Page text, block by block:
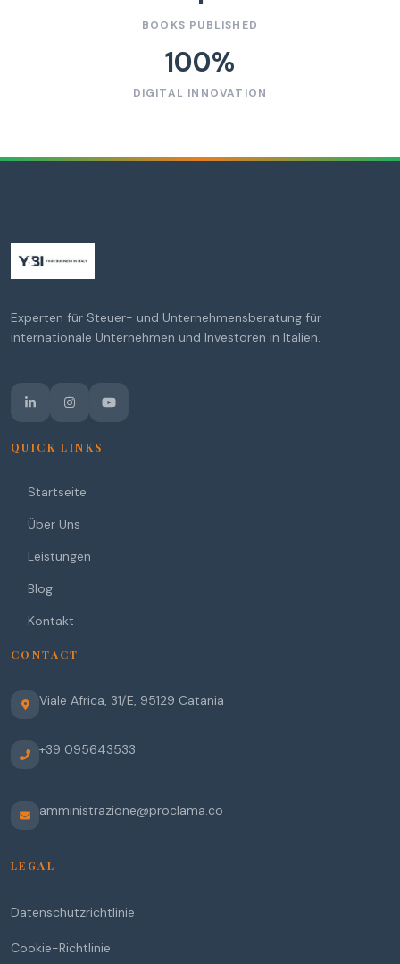
BOOKS PUBLISHED
100%
DIGITAL INNOVATION
Experten für Steuer- und Unternehmensberatung für
internationale Unternehmen und Investoren in Italien.
QUICK LINKS
Startseite
Über Uns
Leistungen
Blog
Kontakt
CONTACT
Viale Africa, 31/E, 95129 Catania
+39 095643533
amministrazione@proclama.co
LEGAL
Datenschutzrichtlinie
Cookie-Richtlinie